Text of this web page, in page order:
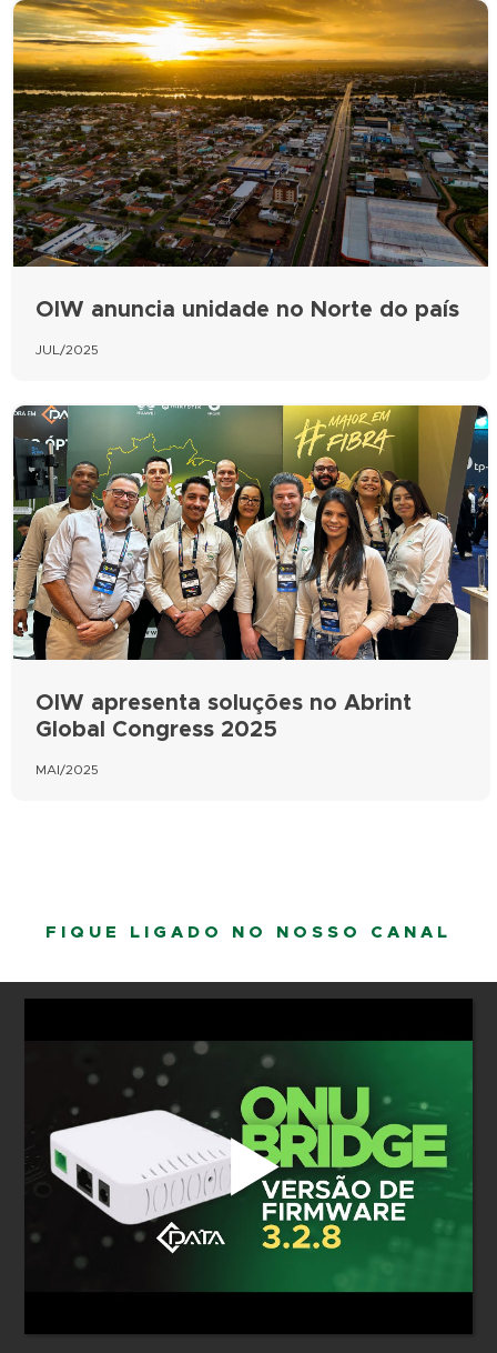
OIW anuncia unidade no Norte do país
JUL/2025
OIW apresenta soluções no Abrint
Global Congress 2025
MAI/2025
FIQUE LIGADO NO NOSSO CANAL